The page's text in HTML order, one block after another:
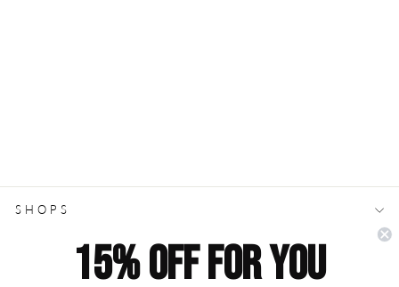
SHOPS
INFORMATION15% off for you